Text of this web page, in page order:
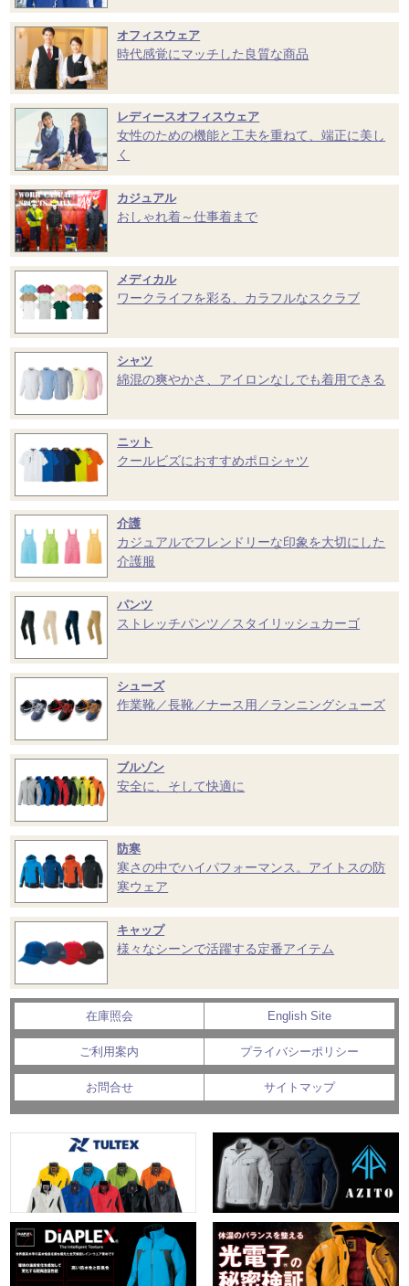
オフィスウェア
時代感覚にマッチした良質な商品
レディースオフィスウェア
女性のための機能と工夫を重ねて、端正に美し
く
カジュアル
おしゃれ着～仕事着まで
メディカル
ワークライフを彩る、カラフルなスクラブ
シャツ
綿混の爽やかさ、アイロンなしでも着用できる
ニット
クールビズにおすすめポロシャツ
介護
カジュアルでフレンドリーな印象を大切にした
介護服
パンツ
ストレッチパンツ／スタイリッシュカーゴ
シューズ
作業靴／長靴／ナース用／ランニングシューズ
ブルゾン
安全に、そして快適に
防寒
寒さの中でハイパフォーマンス。アイトスの防
寒ウェア
キャップ
様々なシーンで活躍する定番アイテム
在庫照会 English Site
ご利用案内 プライバシーポリシー
お問合せ サイトマップ